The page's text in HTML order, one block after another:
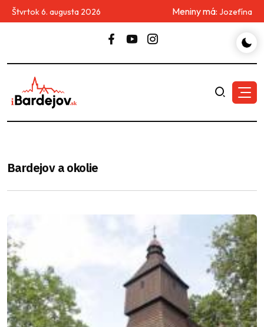
Štvrtok 6. augusta 2026 Meniny má: Jozefína
Bardejov a okolie